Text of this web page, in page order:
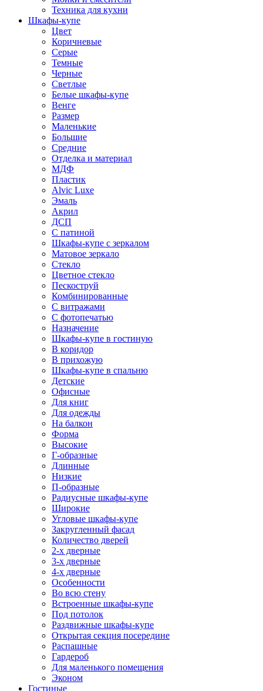
Техника для кухни
Шкафы-купе
Цвет
Коричневые
Серые
Темные
Черные
Светлые
Белые шкафы-купе
Венге
Размер
Маленькие
Большие
Средние
Отделка и материал
МДФ
Пластик
Alvic Luxe
Эмаль
Акрил
ДСП
С патиной
Шкафы-купе с зеркалом
Матовое зеркало
Стекло
Цветное стекло
Пескоструй
Комбинированные
С витражами
С фотопечатью
Назначение
Шкафы-купе в гостиную
В коридор
В прихожую
Шкафы-купе в спальню
Детские
Офисные
Для книг
Для одежды
На балкон
Форма
Высокие
Г-образные
Длинные
Низкие
П-образные
Радиусные шкафы-купе
Широкие
Угловые шкафы-купе
Закругленный фасад
Количество дверей
2-х дверные
3-х дверные
4-х дверные
Особенности
Во всю стену
Встроенные шкафы-купе
Под потолок
Раздвижные шкафы-купе
Открытая секция посередине
Распашные
Гардероб
Для маленького помещения
Эконом
Гостиные